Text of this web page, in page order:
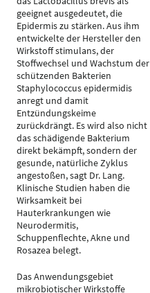
geeignet ausgedeutet, die
Epidermis zu stärken. Aus ihm
entwickelte der Hersteller den
Wirkstoff stimulans, der
Stoffwechsel und Wachstum der
schützenden Bakterien
Staphylococcus epidermidis
anregt und damit
Entzündungskeime
zurückdrängt. Es wird also nicht
das schädigende Bakterium
direkt bekämpft, sondern der
gesunde, natürliche Zyklus
angestoßen, sagt Dr. Lang.
Klinische Studien haben die
Wirksamkeit bei
Hauterkrankungen wie
Neurodermitis,
Schuppenflechte, Akne und
Rosazea belegt.
Das Anwendungsgebiet
mikrobiotischer Wirkstoffe